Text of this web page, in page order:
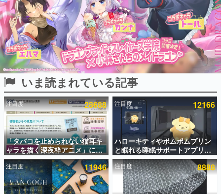
電ファミのいま読まれている記事ランキング
アプリセール情報
インタビュー
連載・特集一覧
殿堂入り記事
SNS拡散数が数千以上！ ページビュー数万以上！ などな
ど。多くの人々に読まれた、電ファミ渾身の“殿堂入り”記
事をまとめました。
ゲームの企画書
名作ゲームクリエイターの方々に製作時のエピソードをお
聞きし、ヒットする企画（ゲーム）とは何か？を探ってい
きます。
赫本
この物語を解いてはいけない。『赫本』は、〈試験問題〉
の形をした短編ホラー小説集です。
いま読まれている記事
注目度 28688
「タバコを止められない猫耳キ
ャラを描く深夜枠アニメ」に視
聴者の一部から批判意見。違法
薬物の使用と思しき描写も含め
て、BPOが議論を交わす
注目度 12166
ハローキティやポムポムプリン
と眠れる睡眠サポートアプリ
『ゆめたび』が配信中。キャラ
ごとのASMRや目覚ましアラー
ムも搭載
注目度 11946 注目度 8888